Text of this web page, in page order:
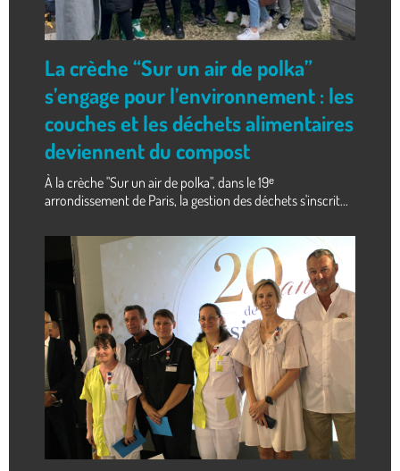
La crèche “Sur un air de polka”
s’engage pour l’environnement : les
couches et les déchets alimentaires
deviennent du compost
À la crèche "Sur un air de polka", dans le 19ᵉ
arrondissement de Paris, la gestion des déchets s'inscrit...